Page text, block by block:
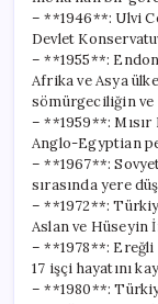
– **1946**: Ulvi
Devlet
– **1955**:
Afrika ve Asya
sömürgeciliğin ve
– **1959**: Mısır
Anglo-Egyptian
– **1967**:
sırasında yere
– **1972**:
Aslan ve Hüseyin
– **1978**: Ereğli
17 işçi hayatını
– **1980**: